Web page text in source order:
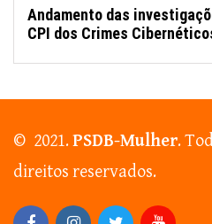
Andamento das
CPI dos Crimes
© 2021.PSDB-Mulher.
direitos reservados.